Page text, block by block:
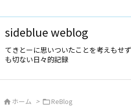
sideblue weblog
てきとーに思いついたことを考えもせ
も切ない日々的記録
 ホーム > ReBlog